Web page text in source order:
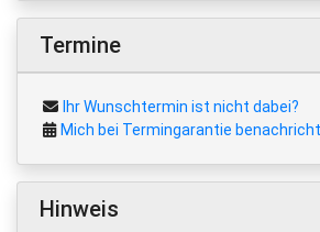
Termine
Ihr Wunschtermin ist nicht dabei?
Mich bei Termingarantie
Hinweis